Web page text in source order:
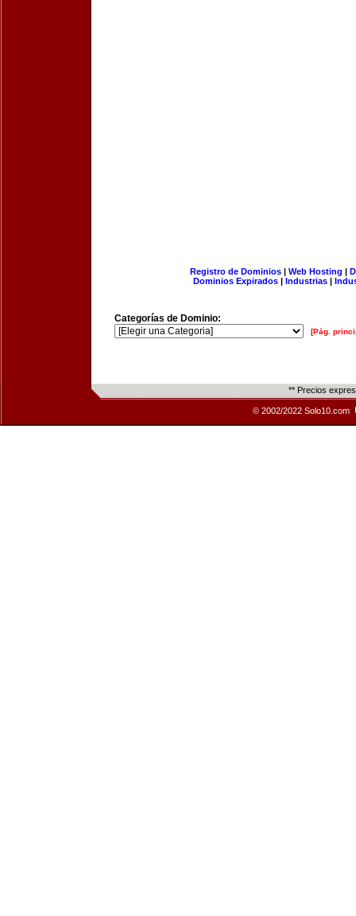
Registro de Dominios| Web Hosting |
Dominios Expirados | Industrias |
Categorías de Dominio:
[Pág.
** Precios
© 2002/2022 Solo10.com